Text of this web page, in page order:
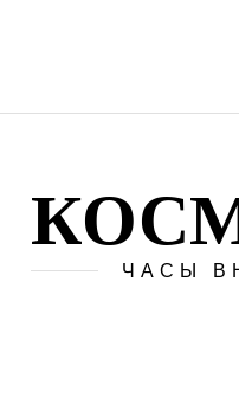
ЧАСЫ